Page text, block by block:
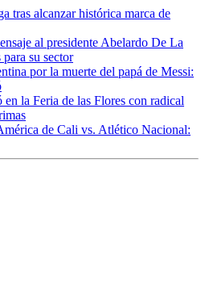
tras alcanzar histórica marca de
al presidente Abelardo De La
su sector
por la muerte del papá de Messi:
la Feria de las Flores con radical
de Cali vs. Atlético Nacional: